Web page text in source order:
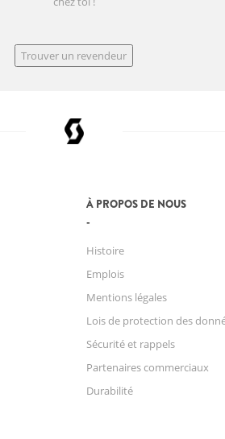
Trouver un revendeur
À PROPOS DE NOUS
Histoire
Emplois
Mentions légales
Lois de protection des
Sécurité et rappels
Partenaires commerciaux
Durabilité